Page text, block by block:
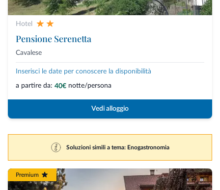
Hotel
Pensione Serenetta
Cavalese
Inserisci le date per conoscere la disponibilità
a partire da: 40€ notte/persona
Vedi alloggio
Soluzioni simili a tema: Enogastronomia
Premium